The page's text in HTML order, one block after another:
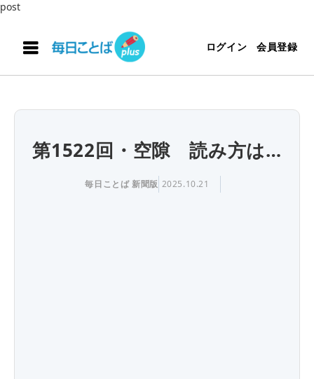
post
ログイン 会員登録
第1522回・空隙 読み方は…
毎日ことば 新聞版 2025.10.21